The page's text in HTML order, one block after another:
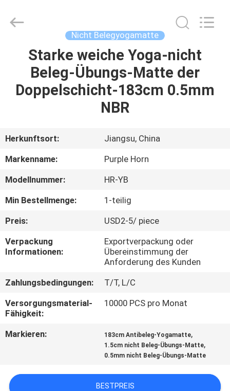
HAUS
PRODUKTE
UNS
AUSFLUG
QUALITÄTSKONTROLLE
TRETEN
MIT
UNS
VERBINDUNG
BLOG
Commerce
Nicht Belegyogamatte
Starke weiche Yoga-nicht
Beleg-Übungs-Matte der
Doppelschicht-183cm 0.5mm
NBR
Herkunftsort:
Jiangsu, China
Markenname:
Purple Horn
Modellnummer:
HR-YB
Min Bestellmenge:
1-teilig
Preis:
USD2-5/ piece
Verpackung
Informationen:
Exportverpackung oder
Übereinstimmung der
Anforderung des Kunden
Zahlungsbedingungen:
T/T, L/C
Versorgungsmaterial-
Fähigkeit:
10000 PCS pro Monat
Markieren: 183cm Antibeleg-Yogamatte,
1.5cm nicht Beleg-Übungs-Matte,
0.5mm nicht Beleg-Übungs-Matte
BESTPREIS